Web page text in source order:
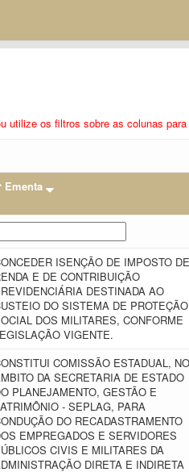
utilize os filtros sobre as colunas
Ementa
ISENÇÃO DE IMPOSTO DE
E DE CONTRIBUIÇÃO
DESTINADA AO
DO SISTEMA DE PROTEÇÃO
DOS MILITARES, CONFORME
VIGENTE.
COMISSÃO ESTADUAL, NO
DA SECRETARIA DE ESTADO
PLANEJAMENTO, GESTÃO E
- SEPLAG, PARA
DO RECADASTRAMENTO
EMPREGADOS E SERVIDORES
CIVIS E MILITARES DA
DIRETA E INDIRETA